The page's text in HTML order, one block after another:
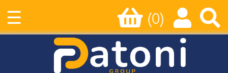
☰ (0)